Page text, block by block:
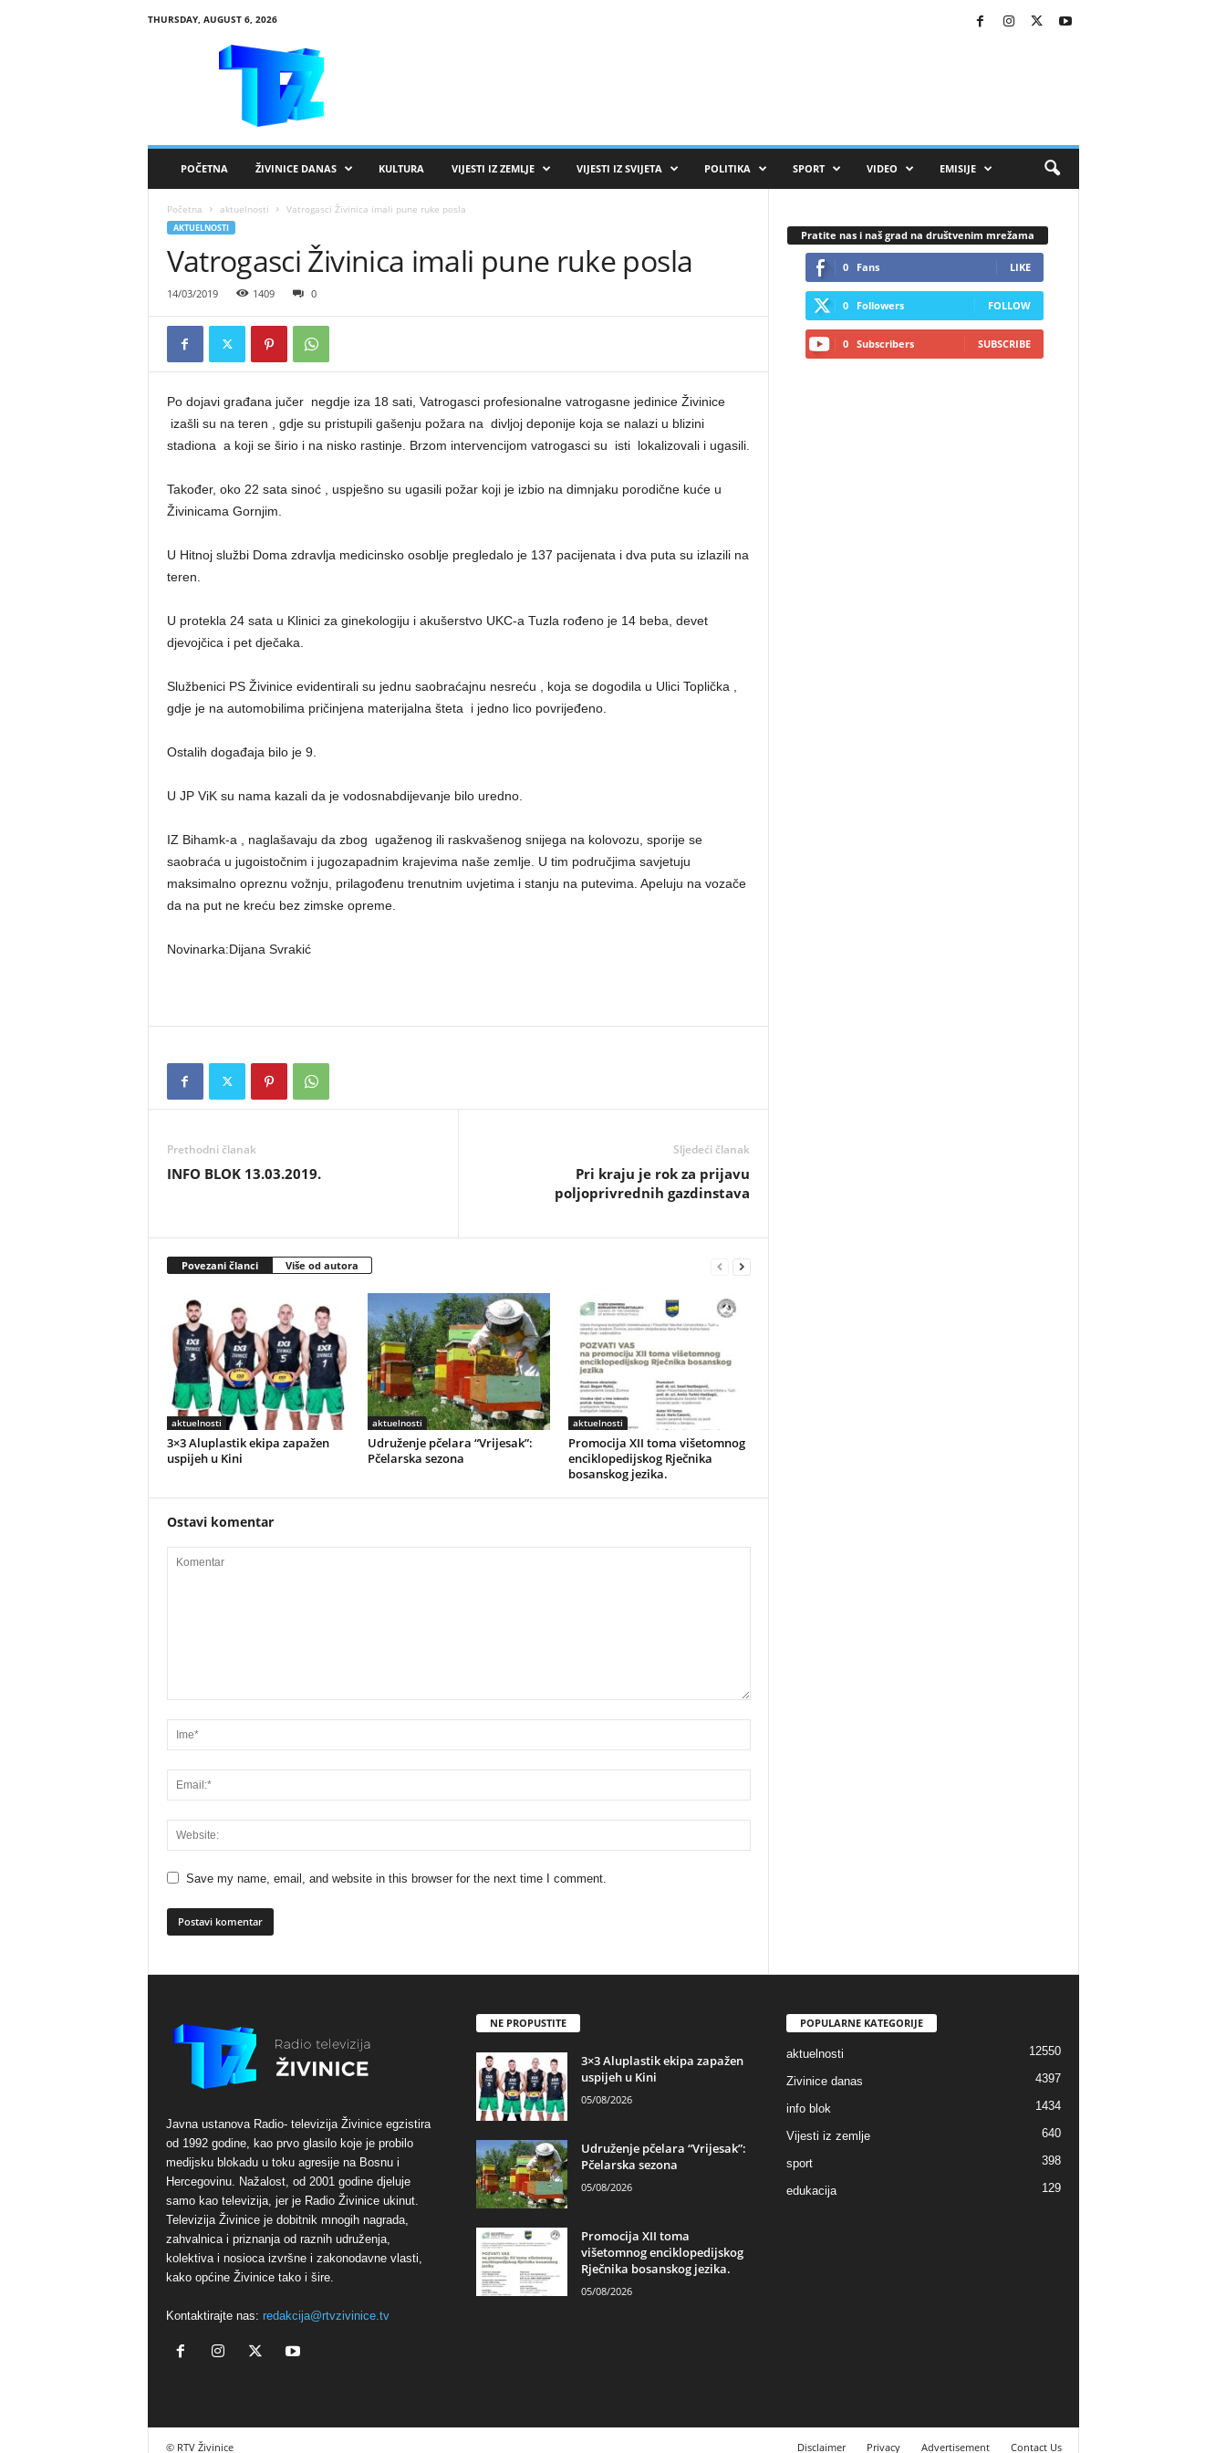
THURSDAY, AUGUST 6, 2026
POČETNA ŽIVINICE DANAS KULTURA VIJESTI IZ ZEMLJE VIJESTI IZ SVIJETA POLITIKA SPORT VIDEO EMISIJE
Početna aktuelnosti Vatrogasci Živinica imali pune ruke posla
AKTUELNOSTI
Vatrogasci Živinica imali pune ruke posla
14/03/2019 1409 0
Po dojavi građana jučer negdje iza 18 sati, Vatrogasci profesionalne vatrogasne jedinice Živinice
izašli su na teren , gdje su pristupili gašenju požara na divljoj deponije koja se nalazi u blizini
stadiona a koji se širio i na nisko rastinje. Brzom intervencijom vatrogasci su isti lokalizovali i ugasili.
Također, oko 22 sata sinoć , uspješno su ugasili požar koji je izbio na dimnjaku porodične kuće u
Živinicama Gornjim.
U Hitnoj službi Doma zdravlja medicinsko osoblje pregledalo je 137 pacijenata i dva puta su izlazili na
teren.
U protekla 24 sata u Klinici za ginekologiju i akušerstvo UKC-a Tuzla rođeno je 14 beba, devet
djevojčica i pet dječaka.
Službenici PS Živinice evidentirali su jednu saobraćajnu nesreću , koja se dogodila u Ulici Toplička ,
gdje je na automobilima pričinjena materijalna šteta i jedno lico povrijeđeno.
Ostalih događaja bilo je 9.
U JP ViK su nama kazali da je vodosnabdijevanje bilo uredno.
IZ Bihamk-a , naglašavaju da zbog ugaženog ili raskvašenog snijega na kolovozu, sporije se
saobraća u jugoistočnim i jugozapadnim krajevima naše zemlje. U tim područjima savjetuju
maksimalno opreznu vožnju, prilagođenu trenutnim uvjetima i stanju na putevima. Apeluju na vozače
da na put ne kreću bez zimske opreme.
Novinarka:Dijana Svrakić
Prethodni članak
INFO BLOK 13.03.2019.
Sljedeći članak
Pri kraju je rok za prijavu
poljoprivrednih gazdinstava
Povezani članci Više od autora
aktuelnosti
3×3 Aluplastik ekipa zapažen
uspijeh u Kini
aktuelnosti
Udruženje pčelara “Vrijesak”:
Pčelarska sezona
aktuelnosti
Promocija XII toma višetomnog
enciklopedijskog Rječnika
bosanskog jezika.
Ostavi komentar
Save my name, email, and website in this browser for the next time I comment.
Pratite nas i naš grad na društvenim mrežama
0 Fans LIKE
0 Followers FOLLOW
0 Subscribers SUBSCRIBE
Javna ustanova Radio- televizija Živinice egzistira
od 1992 godine, kao prvo glasilo koje je probilo
medijsku blokadu u toku agresije na Bosnu i
Hercegovinu. Nažalost, od 2001 godine djeluje
samo kao televizija, jer je Radio Živinice ukinut.
Televizija Živinice je dobitnik mnogih nagrada,
zahvalnica i priznanja od raznih udruženja,
kolektiva i nosioca izvršne i zakonodavne vlasti,
kako općine Živinice tako i šire.
Kontaktirajte nas: redakcija@rtvzivinice.tv
NE PROPUSTITE
3×3 Aluplastik ekipa zapažen
uspijeh u Kini
05/08/2026
Udruženje pčelara “Vrijesak”:
Pčelarska sezona
05/08/2026
Promocija XII toma
višetomnog enciklopedijskog
Rječnika bosanskog jezika.
05/08/2026
POPULARNE KATEGORIJE
aktuelnosti 12550
Zivinice danas 4397
info blok 1434
Vijesti iz zemlje 640
sport 398
edukacija 129
Disclaimer Privacy Advertisement Contact Us
© RTV Živinice